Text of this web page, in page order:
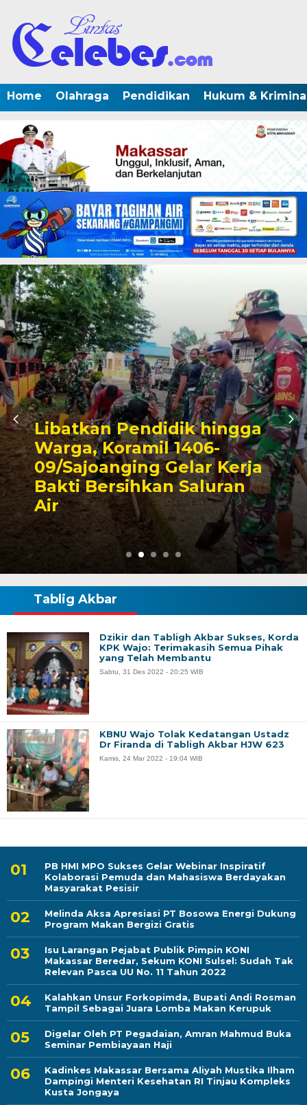
Home Olahraga Pendidikan Hukum &
Triwulan II 2026,
Pendapatan Makassar
Capai 49 Persen, Surplus
Rp130 Miliar
PB HMI MPO Sukses Gelar Webinar Inspiratif
Kolaborasi Pemuda dan Mahasiswa Berdayakan
Masyarakat Pesisir
Melinda Aksa Apresiasi PT Bosowa Energi Dukung
Program Makan Bergizi Gratis
Isu Larangan Pejabat Publik Pimpin KONI
Makassar Beredar, Sekum KONI Sulsel: Sudah Tak
Relevan Pasca UU No. 11 Tahun 2022
Kalahkan Unsur Forkopimda, Bupati Andi Rosman
Tampil Sebagai Juara Lomba Makan Kerupuk
Digelar Oleh PT Pegadaian, Amran Mahmud Buka
Seminar Pembiayaan Haji
Kadinkes Makassar Bersama Aliyah Mustika Ilham
Dampingi Menteri Kesehatan RI Tinjau Kompleks
Kusta Jongaya
Tablig Akbar
Dzikir dan Tabligh Akbar Sukses, Korda
KPK Wajo: Terimakasih Semua Pihak
yang Telah Membantu
Sabtu, 31 Des 2022 - 20:25 WIB
KBNU Wajo Tolak Kedatangan Ustadz
Dr Firanda di Tabligh Akbar HJW 623
Kamis, 24 Mar 2022 - 19:04 WIB